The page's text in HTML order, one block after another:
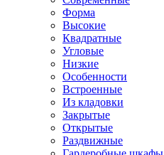
Форма
Высокие
Квадратные
Угловые
Низкие
Особенности
Встроенные
Из кладовки
Закрытые
Открытые
Раздвижные